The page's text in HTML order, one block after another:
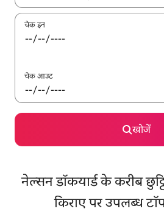
चेक इन
चेक आउट
खोजें
नेल्सन डॉकयार्ड के करीब
किराए पर उपलब्ध